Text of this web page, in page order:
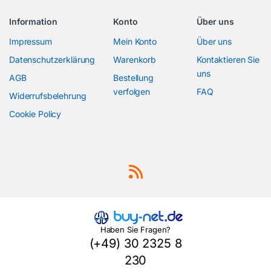
Information
Impressum
Datenschutzerklärung
AGB
Widerrufsbelehrung
Cookie Policy
Konto
Mein Konto
Warenkorb
Bestellung
verfolgen
Über uns
Über uns
Kontaktieren Sie
uns
FAQ
Haben Sie Fragen?
(+49) 30 2325 8
230